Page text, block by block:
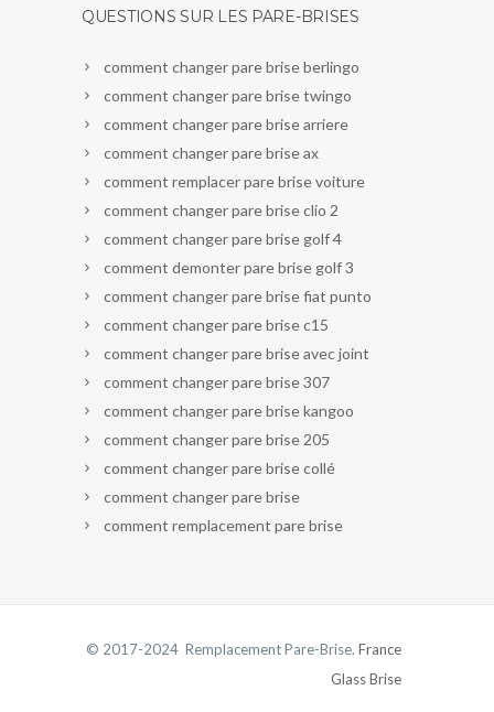
QUESTIONS SUR LES PARE-BRISES
comment changer pare brise berlingo
comment changer pare brise twingo
comment changer pare brise arriere
comment changer pare brise ax
comment remplacer pare brise voiture
comment changer pare brise clio 2
comment changer pare brise golf 4
comment demonter pare brise golf 3
comment changer pare brise fiat punto
comment changer pare brise c15
comment changer pare brise avec joint
comment changer pare brise 307
comment changer pare brise kangoo
comment changer pare brise 205
comment changer pare brise collé
comment changer pare brise
comment remplacement pare brise
© 2017-2024 Remplacement Pare-Brise. France
Glass Brise